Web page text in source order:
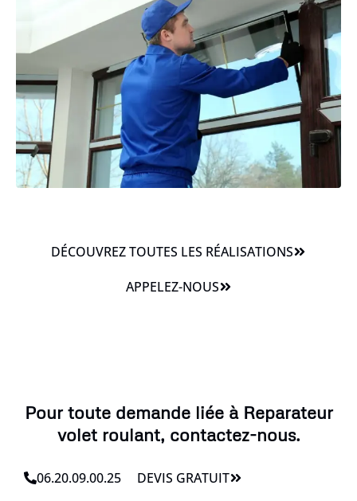
DÉCOUVREZ TOUTES LES RÉALISATIONS
APPELEZ-NOUS
Pour toute demande liée à Reparateur
volet roulant, contactez-nous.
06.20.09.00.25 DEVIS GRATUIT